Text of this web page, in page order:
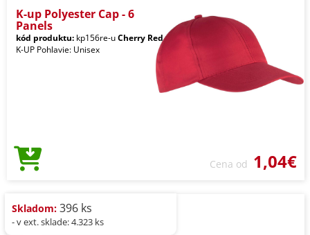
K-up Polyester Cap - 6
Panels
kód produktu: kp156re-uCherry Red
K-UP Pohlavie: Unisex
Cena od 1,04€
Skladom: 396 ks
- v ext. sklade: 4.323 ks